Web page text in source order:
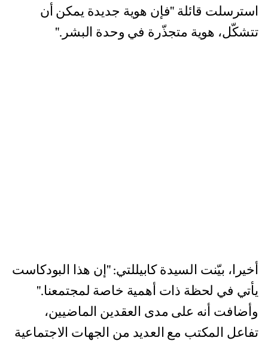
استرسلت قائلة "فإن هوية جديدة يمكن أن
تتشكّل، هوية متجذّرة في وحدة البشر."
أخيرا، بيّنت السيدة كابيللتي: "إن هذا البودكاست
يأتي في لحظة ذات أهمية خاصة لمجتمعنا."
وأضافت أنه على مدى العقدين الماضيين،
تفاعل المكتب مع العديد من الجهات الاجتماعية